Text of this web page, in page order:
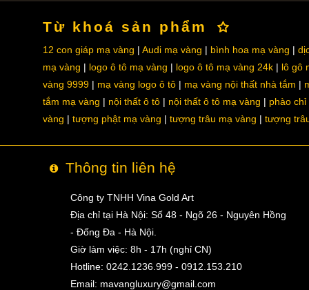
Từ khoá sản phẩm
12 con giáp mạ vàng Audi mạ vàng bình hoa mạ vàng
mạ vàng
logo ô tô mạ vàng logo ô tô mạ vàng 24k
lô gô
vàng 9999
mạ vàng logo ô tô mạ vàng nội thất nhà tắm
tắm mạ vàng
nội thất ô tô nội thất ô tô mạ vàng
phào chỉ
vàng
tượng phật mạ vàng tượng trâu mạ vàng tượng
Thông tin liên hệ
Công ty TNHH Vina Gold Art
Địa chỉ tại Hà Nội: Số 48 - Ngõ 26 - Nguyên Hồng
- Đống Đa - Hà Nội.
Giờ làm việc: 8h - 17h (nghỉ CN)
Hotline: 0242.1236.999 - 0912.153.210
Email: mavangluxury@gmail.com